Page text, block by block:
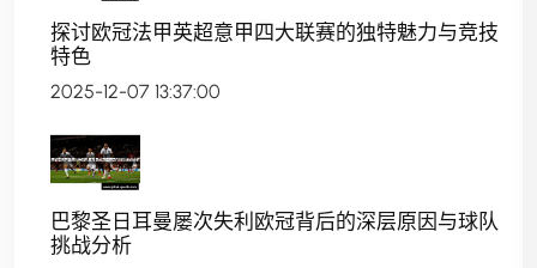
探讨欧冠法甲英超意甲四大联赛的独特魅力与竞技
特色
2025-12-07 13:37:00
巴黎圣日耳曼屡次失利欧冠背后的深层原因与球队
挑战分析